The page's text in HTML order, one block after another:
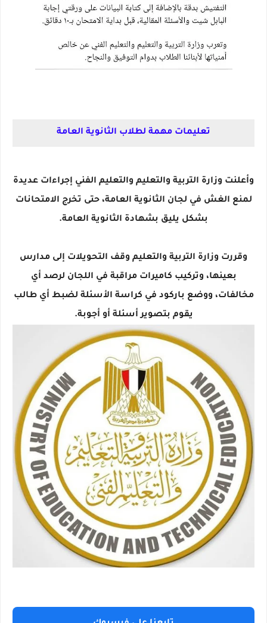
تعليمات مهمة لطلاب الثانوية العامة
وأعلنت وزارة التربية والتعليم والتعليم الفني إجراءات عديدة
لمنع الغش في لجان الثانوية العامة، حتى تخرج الامتحانات
بشكل يليق بشهادة الثانوية العامة.
وقررت وزارة التربية والتعليم وقف التحويلات إلى مدارس
بعينها، وتركيب كاميرات مراقبة في اللجان لرصد أي
مخالفات، ووضع باركود في كراسة الأسئلة لضبط أي طالب
يقوم بتصوير أسئلة أو أجوبة.